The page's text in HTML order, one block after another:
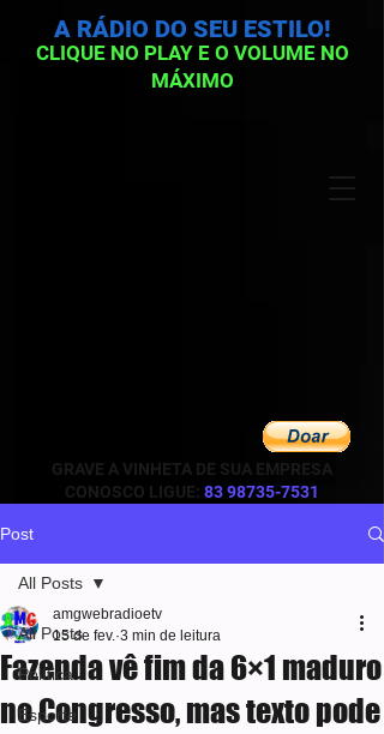
GRAVE A VINHETA DE SUA EMPRESA
CONOSCO LIGUE: 83 98735-7531
CLIQUE NO PLAY E O VOLUME NO
MÁXIMO
A RÁDIO DO SEU ESTILO!
Post
All Posts
Política
Esporte
All Posts
Fazenda vê fim da 6×1 maduro
no Congresso, mas texto pode
amgwebradioetv
15 de fev. 3 min de leitura